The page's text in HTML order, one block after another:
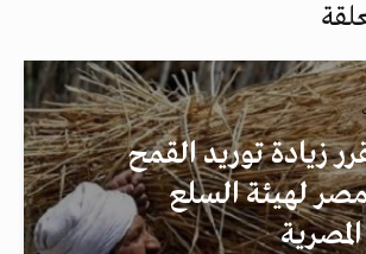
زيادة توريد القمح
مصر لهيئة السلع